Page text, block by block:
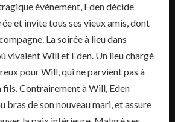
événement, Eden décide
et invite tous ses vieux amis, dont
La soirée à lieu dans
vivaient Will et Eden. Un lieu chargé
pour Will, qui ne parvient pas à
fils. Contrairement à Will, Eden
bras de son nouveau mari, et assure